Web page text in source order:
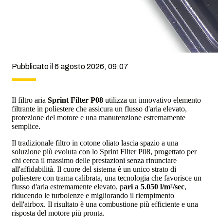
Pubblicato il 6 agosto 2026, 09:07
Il filtro aria Sprint Filter P08 utilizza un innovativo elemento
filtrante in poliestere che assicura un flusso d'aria elevato,
protezione del motore e una manutenzione estremamente
semplice.
Il tradizionale filtro in cotone oliato lascia spazio a una
soluzione più evoluta con lo Sprint Filter P08, progettato per
chi cerca il massimo delle prestazioni senza rinunciare
all'affidabilità. Il cuore del sistema è un unico strato di
poliestere con trama calibrata, una tecnologia che favorisce un
flusso d'aria estremamente elevato, pari a 5.050 l/m²/sec,
riducendo le turbolenze e migliorando il riempimento
dell'airbox. Il risultato è una combustione più efficiente e una
risposta del motore più pronta.